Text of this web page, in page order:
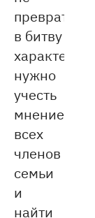
превратился
в битву
характеров,
нужно
учесть
мнение
всех
членов
семьи
и
найти